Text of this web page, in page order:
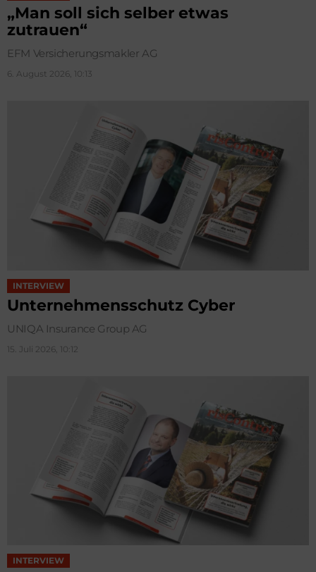
„Man soll sich selber etwas
zutrauen“
EFM Versicherungsmakler AG
6. August 2026, 10:13
INTERVIEW
Unternehmensschutz Cyber
UNIQA Insurance Group AG
15. Juli 2026, 10:12
INTERVIEW